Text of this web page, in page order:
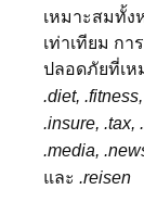
เหมาะสมทั้ง
เท่าเทียม ก
ปลอดภัยที่เห
.diet,
.insure, .tax,
.media,
และ .reisen